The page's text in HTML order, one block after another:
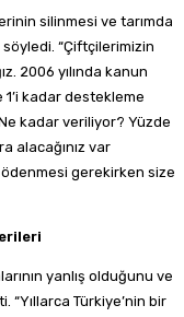
silinmesi ve tarımda
söyledi. “Çiftçilerimizin
2006 yılında kanun
1’i kadar destekleme
kadar veriliyor? Yüzde
alacağınız var
gerekirken size
yanlış olduğunu ve
Türkiye’nin bir